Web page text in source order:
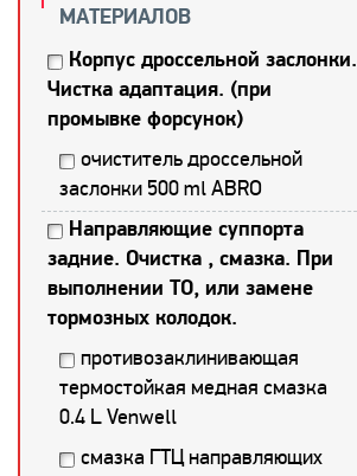
МАТЕРИАЛОВ
Корпус дроссельной заслонки.
Чистка адаптация. (при
промывке форсунок)
очиститель дроссельной
заслонки 500 ml ABRO
Направляющие суппорта
задние. Очистка , смазка. При
выполнении ТО, или замене
тормозных колодок.
противозаклинивающая
термостойкая медная смазка
0.4 L Venwell
смазка ГТЦ направляющих